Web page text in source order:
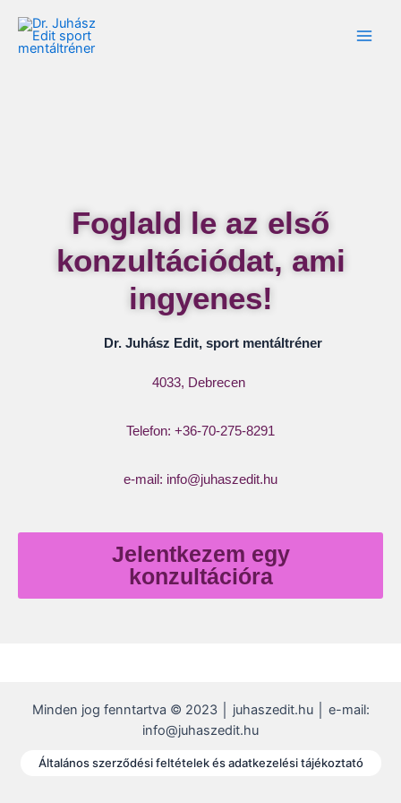
content
Foglald le az első
konzultációdat, ami
ingyenes!
Dr. Juhász Edit, sport mentáltréner
4033, Debrecen
Telefon: +36-70-275-8291
e-mail: info@juhaszedit.hu
Jelentkezem egy
konzultációra
Minden jog fenntartva © 2023 │ juhaszedit.hu │ e-mail:
info@juhaszedit.hu
Általános szerződési feltételek és adatkezelési tájékoztató